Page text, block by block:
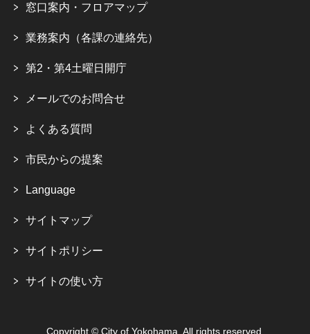
窓口案内・フロアマップ
業務案内（各課の連絡先）
第2・第4土曜日開庁
メールでのお問合せ
よくある質問
市民からの提案
Language
サイトマップ
サイトポリシー
サイトの使い方
Copyright © City of Yokohama. All rights reserved.